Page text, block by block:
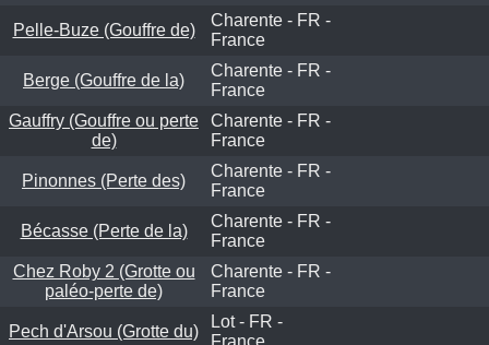
Pelle-Buze (Gouffre de)
Charente - FR -
France
Berge (Gouffre de la)
Charente - FR -
France
Gauffry (Gouffre ou perte
de)
Charente - FR -
France
Pinonnes (Perte des)
Charente - FR -
France
Bécasse (Perte de la)
Charente - FR -
France
Chez Roby 2 (Grotte ou
paléo-perte de)
Charente - FR -
France
Pech d'Arsou (Grotte du)
Lot - FR -
France